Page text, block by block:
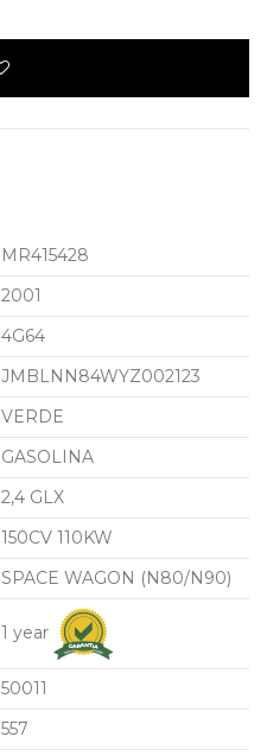
MR415428
2001
4G64
JMBLNN84WYZ002123
VERDE
GASOLINA
2,4 GLX
150CV 110KW
SPACE WAGON (N80/N90)
1 year
50011
557